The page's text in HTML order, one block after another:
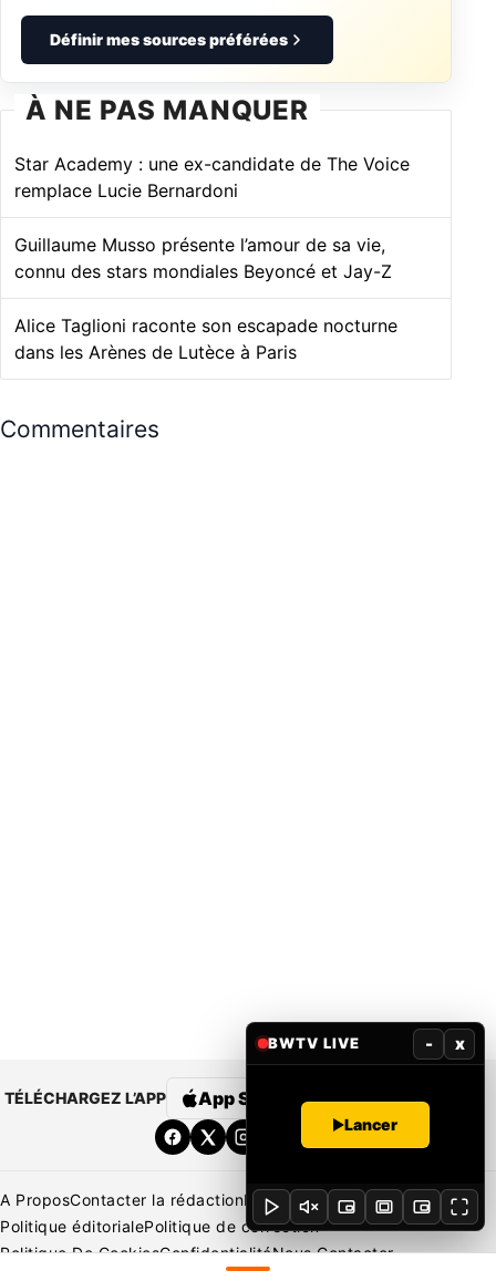
Définir mes sources préférées
À NE PAS MANQUER
Star Academy : une ex-candidate de The Voice
remplace Lucie Bernardoni
Guillaume Musso présente l’amour de sa vie,
connu des stars mondiales Beyoncé et Jay-Z
Alice Taglioni raconte son escapade nocturne
dans les Arènes de Lutèce à Paris
Commentaires
TÉLÉCHARGEZ L’APP App Store Google Play
A ProposContacter la rédactionRédaction Mentions légales
Politique éditorialePolitique de correction
Politique De CookiesConfidentialitéNous Contacter
BWTV LIVE - x
Lancer